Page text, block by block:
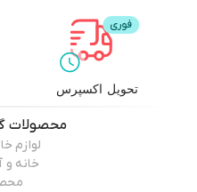
تحویل اکسپرس
محصولات
لوازم
خانه و